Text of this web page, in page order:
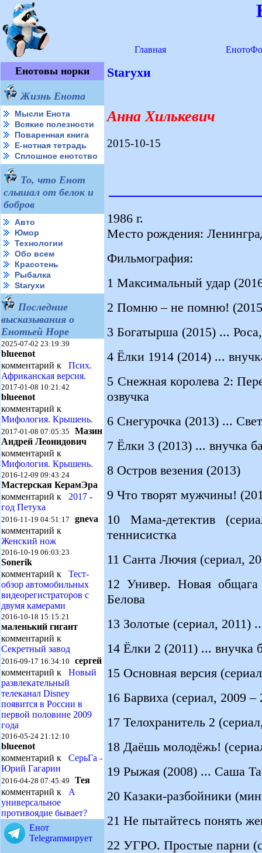
Главная
Енотовы норки
Жизнь Енота
Мысли Енота
Всякие полезности
Поваренная книга
Е-нотная тетрадь
Сплошное енотство
То, что Енот
слышал от белок и
бобров
Авто
Юмор
Технологии
Обо всем
Красотень
Рыбалка
Starухи
Последние
высказывания о
Енотьей Норе
2025-07-02 23:19:39
blueenot
комментарий к Псих.
Африканская версия.
2017-01-08 10:21:42
blueenot
комментарий к
Мифология. Крышень.
2017-01-08 07:05:35 Мазин
Андрей Леонидович
комментарий к
Мифология. Крышень.
2016-12-09 09:43:24
Мастерская КерамЭра
комментарий к 2017 -
год Петуха
2016-11-19 04:51:17 gneva
комментарий к
Женский нож
2016-10-19 06:03:23
Sonerik
комментарий к Тест-
обзор автомобильных
видеорегистраторов с
двумя камерами
2016-10-18 15:15:21
маленький гигант
комментарий к
Секретный завод
2016-09-17 16:34:10 сергей
комментарий к Новый
развлекательный
телеканал Disney
появится в России в
первой половине 2009
года
2016-05-24 21:12:10
blueenot
комментарий к СерьГа -
Юрий Гагарин
2016-04-28 07:45:49 Тея
комментарий к А
универсальное
противоядие бывает?
Енот
Telegramмирует
Starухи
Анна Хилькевич
2015-10-15
1986 г.
Место рождения:
Фильмография:
1 Максимальный удар
2 Помню – не помню!
3 Богатырша (2015) ...
4 Ёлки 1914 (2014) ...
5 Снежная королева 2:
озвучка
6 Снегурочка (2013) ...
7 Ёлки 3 (2013) ... внучка
8 Остров везения (2013)
9 Что творят мужчины!
10 Мама-детектив
теннисистка
11 Санта Лючия (сериал,
12 Универ. Новая
Белова
13 Золотые (сериал, 2011)
14 Ёлки 2 (2011) ...
15 Основная версия
16 Барвиха (сериал, 2009
17 Телохранитель 2
18 Даёшь молодёжь!
19 Рыжая (2008) ... Саша
20 Казаки-разбойники
21 Не пытайтесь понять
22 УГРО. Простые парни